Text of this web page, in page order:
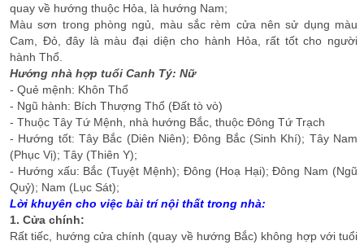
quay về hướng thuộc Hỏa, là hướng Nam;
Màu sơn trong phòng ngủ, màu sắc rèm cửa nên sử dụng màu
Cam, Đỏ, đây là màu đại diện cho hành Hỏa, rất tốt cho người
hành Thổ.
Hướng nhà hợp tuổi Canh Tý: Nữ
- Quẻ mệnh: Khôn Thổ
- Ngũ hành: Bích Thượng Thổ (Đất tò vò)
- Thuộc Tây Tứ Mệnh, nhà hướng Bắc, thuộc Đông Tứ Trạch
- Hướng tốt: Tây Bắc (Diên Niên); Đông Bắc (Sinh Khí); Tây Nam
(Phục Vị); Tây (Thiên Y);
- Hướng xấu: Bắc (Tuyệt Mệnh); Đông (Hoạ Hại); Đông Nam (Ngũ
Quỷ); Nam (Lục Sát);
Lời khuyên cho việc bài trí nội thất trong nhà:
1. Cửa chính:
Rất tiếc, hướng cửa chính (quay về hướng Bắc) không hợp với tuổi